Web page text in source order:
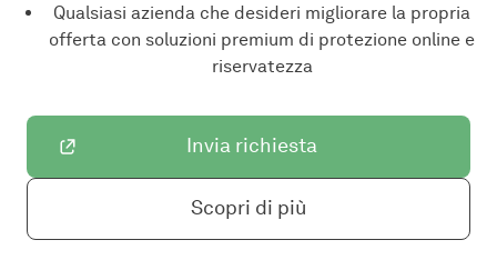
Qualsiasi azienda che desideri migliorare la propria
offerta con soluzioni premium di protezione online e
riservatezza
Invia richiesta
Scopri di più